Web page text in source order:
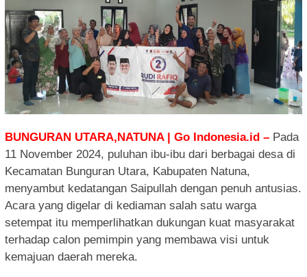
BUNGURAN UTARA,NATUNA | Go Indonesia.id – Pada
11 November 2024, puluhan ibu-ibu dari berbagai desa di
Kecamatan Bunguran Utara, Kabupaten Natuna,
menyambut kedatangan Saipullah dengan penuh antusias.
Acara yang digelar di kediaman salah satu warga
setempat itu memperlihatkan dukungan kuat masyarakat
terhadap calon pemimpin yang membawa visi untuk
kemajuan daerah mereka.